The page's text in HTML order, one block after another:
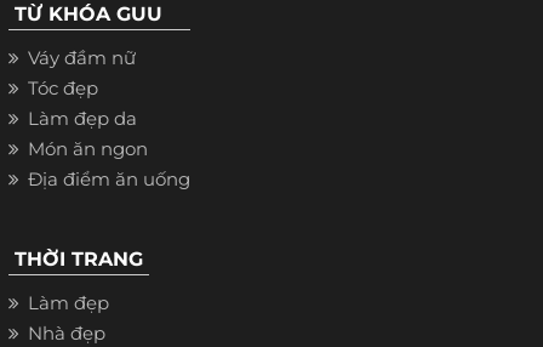
TỪ KHÓA GUU
Váy đầm nữ
Tóc đẹp
Làm đẹp da
Món ăn ngon
Địa điểm ăn uống
THỜI TRANG
Làm đẹp
Nhà đẹp